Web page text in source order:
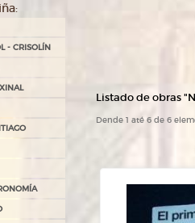
- CRISOLÍN
Listado de obras
Dende 1 até 6 de 6